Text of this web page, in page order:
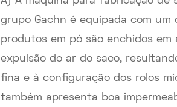
grupo Gachn é equipada com
produtos em pó são enchidos
expulsão do ar do saco,
fina e à configuração dos rolos
também apresenta boa